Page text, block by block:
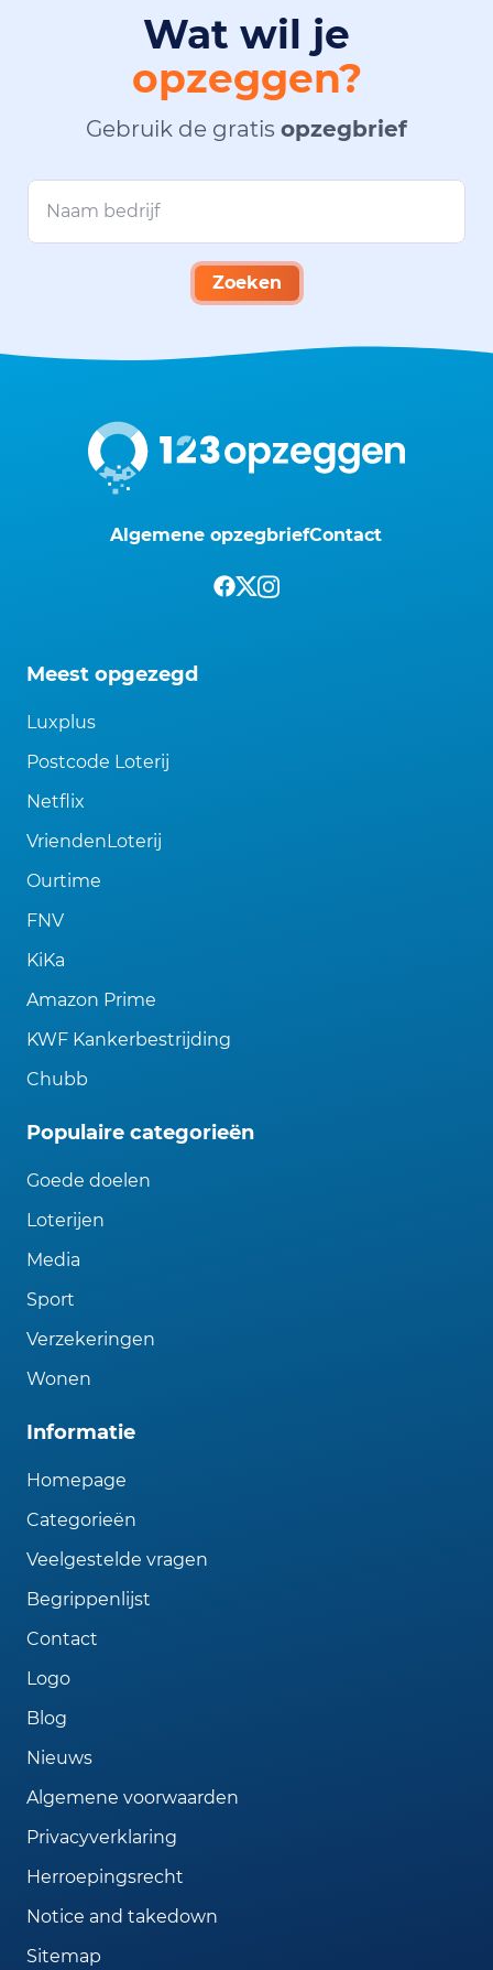
Wat wil je
opzeggen?
Gebruik de gratis opzegbrief
Zoeken
Algemene opzegbriefContact
Meest opgezegd
Luxplus
Postcode Loterij
Netflix
VriendenLoterij
Ourtime
FNV
KiKa
Amazon Prime
KWF Kankerbestrijding
Chubb
Populaire categorieën
Goede doelen
Loterijen
Media
Sport
Verzekeringen
Wonen
Informatie
Homepage
Categorieën
Veelgestelde vragen
Begrippenlijst
Contact
Logo
Blog
Nieuws
Algemene voorwaarden
Privacyverklaring
Herroepingsrecht
Notice and takedown
Sitemap